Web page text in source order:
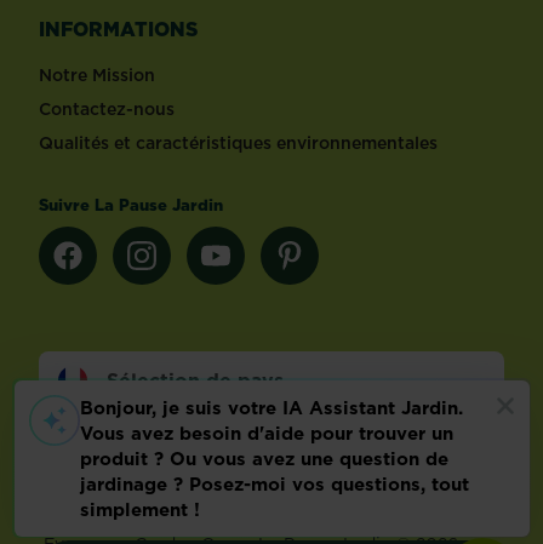
INFORMATIONS
Notre Mission
Contactez-nous
Qualités et caractéristiques environnementales
Suivre La Pause Jardin
Sélection de pays
Footer
Mentions légalesFAQ
Politique relative aux données personnelles
Préférences de cookies